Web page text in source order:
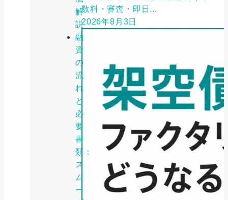
解
説
融
資
の
流
れ
と
必
要
書
類：
ス
ム
ー
数料・審査・即日...
2026年8月3日